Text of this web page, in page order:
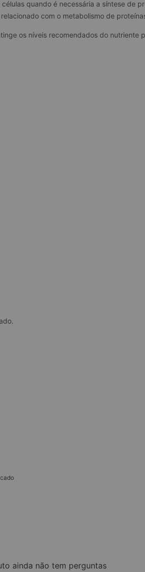
quando é necessária a síntese de
com o metabolismo de
os níveis recomendados do
ainda não tem perguntas